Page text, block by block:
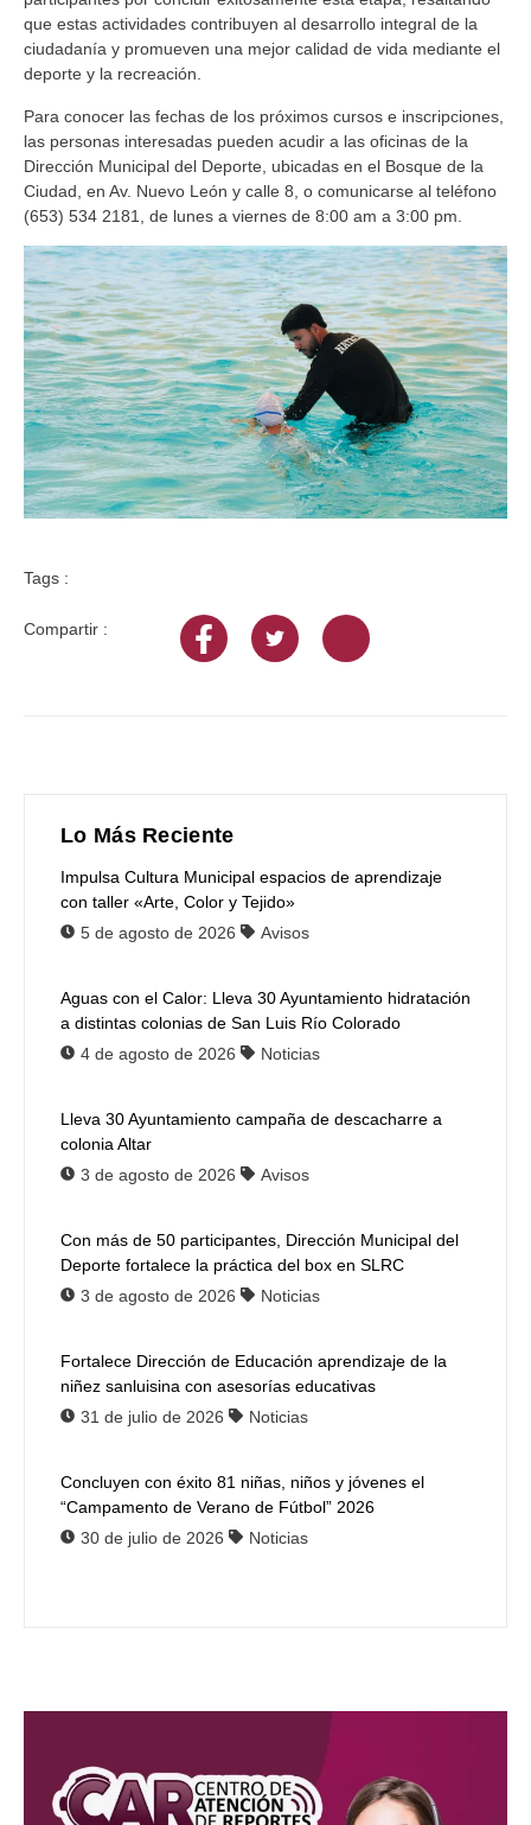
que estas actividades contribuyen al desarrollo integral de la
ciudadanía y promueven una mejor calidad de vida mediante el
deporte y la recreación.
Para conocer las fechas de los próximos cursos e inscripciones,
las personas interesadas pueden acudir a las oficinas de la
Dirección Municipal del Deporte, ubicadas en el Bosque de la
Ciudad, en Av. Nuevo León y calle 8, o comunicarse al teléfono
(653) 534 2181, de lunes a viernes de 8:00 am a 3:00 pm.
Tags :
Compartir :
Lo Más Reciente
Impulsa Cultura Municipal espacios de aprendizaje
con taller «Arte, Color y Tejido»
5 de agosto de 2026
Avisos
Aguas con el Calor: Lleva 30 Ayuntamiento hidratación
a distintas colonias de San Luis Río Colorado
4 de agosto de 2026
Noticias
Lleva 30 Ayuntamiento campaña de descacharre a
colonia Altar
3 de agosto de 2026
Avisos
Con más de 50 participantes, Dirección Municipal del
Deporte fortalece la práctica del box en SLRC
3 de agosto de 2026
Noticias
Fortalece Dirección de Educación aprendizaje de la
niñez sanluisina con asesorías educativas
31 de julio de 2026
Noticias
Concluyen con éxito 81 niñas, niños y jóvenes el
“Campamento de Verano de Fútbol” 2026
30 de julio de 2026
Noticias